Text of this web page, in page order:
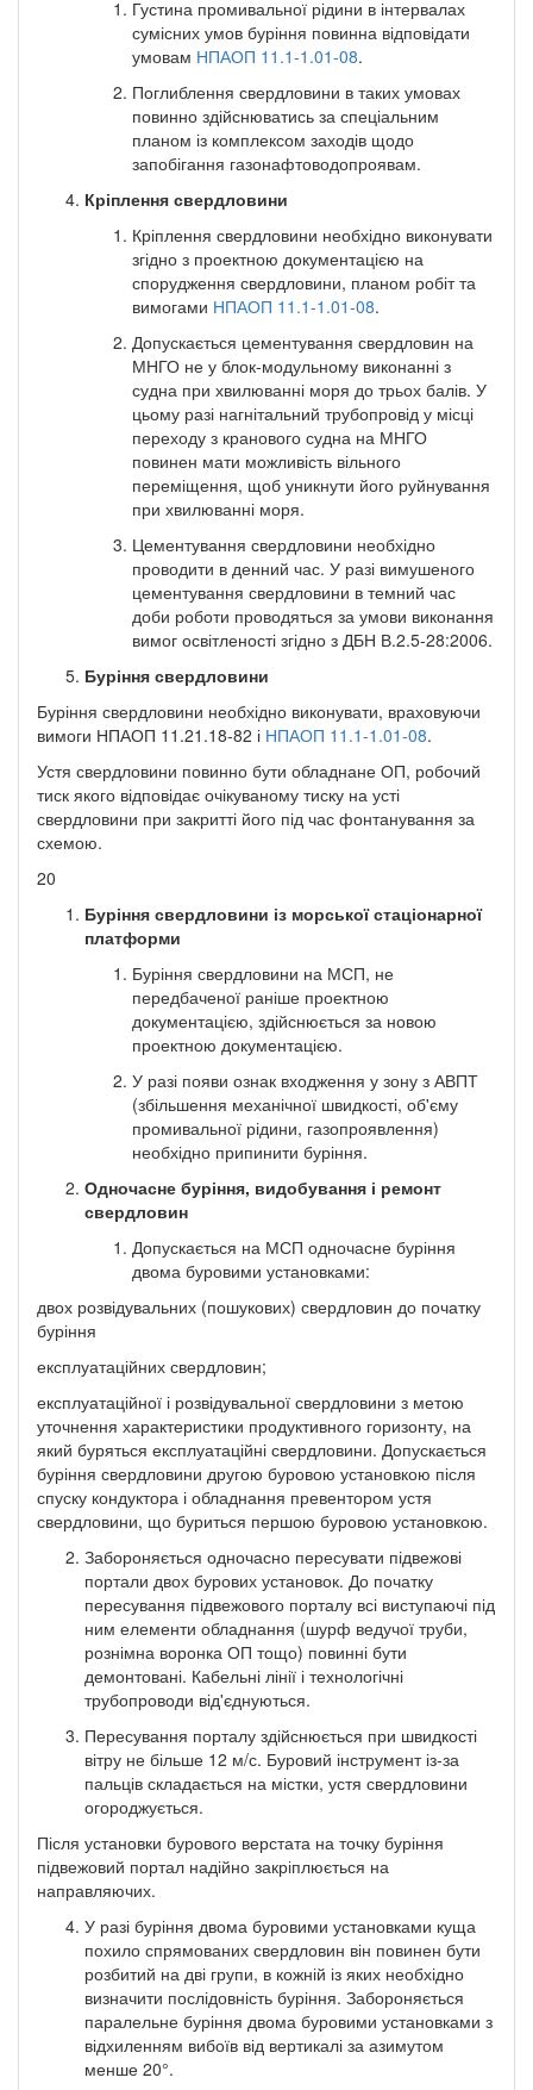
Густина промивальної рідини в інтервалах
сумісних умов буріння повинна відповідати
умовам НПАОП 11.1-1.01-08.
Поглиблення свердловини в таких умовах
повинно здійснюватись за спеціальним
планом із комплексом заходів щодо
запобігання газонафтоводопроявам.
Кріплення свердловини
Кріплення свердловини необхідно виконувати
згідно з проектною документацією на
спорудження свердловини, планом робіт та
вимогами НПАОП 11.1-1.01-08.
Допускається цементування свердловин на
МНГО не у блок-модульному виконанні з
судна при хвилюванні моря до трьох балів. У
цьому разі нагнітальний трубопровід у місці
переходу з кранового судна на МНГО
повинен мати можливість вільного
переміщення, щоб уникнути його руйнування
при хвилюванні моря.
Цементування свердловини необхідно
проводити в денний час. У разі вимушеного
цементування свердловини в темний час
доби роботи проводяться за умови виконання
вимог освітленості згідно з ДБН В.2.5-28:2006.
Буріння свердловини
Буріння свердловини необхідно виконувати, враховуючи
вимоги НПАОП 11.2­1.18-82 і НПАОП 11.1-1.01-08.
Устя свердловини повинно бути обладнане ОП, робочий
тиск якого відповідає очікуваному тиску на усті
свердловини при закритті його під час фонтанування за
схемою.
20
Буріння свердловини із морської стаціонарної
платформи
Буріння свердловини на МСП, не
передбаченої раніше проектною
документацією, здійснюється за новою
проектною документацією.
У разі появи ознак входження у зону з АВПТ
(збільшення механічної швидкості, об'єму
промивальної рідини, газопроявлення)
необхідно припинити буріння.
Одночасне буріння, видобування і ремонт
свердловин
Допускається на МСП одночасне буріння
двома буровими установками:
двох розвідувальних (пошукових) свердловин до початку
буріння
експлуатаційних свердловин;
експлуатаційної і розвідувальної свердловини з метою
уточнення характеристики продуктивного горизонту, на
який буряться експлуатаційні свердловини. Допускається
буріння свердловини другою буровою установкою після
спуску кондуктора і обладнання превентором устя
свердловини, що буриться першою буровою установкою.
Забороняється одночасно пересувати підвежові
портали двох бурових установок. До початку
пересування підвежового порталу всі виступаючі під
ним елементи обладнання (шурф ведучої труби,
рознімна воронка ОП тощо) повинні бути
демонтовані. Кабельні лінії і технологічні
трубопроводи від'єднуються.
Пересування порталу здійснюється при швидкості
вітру не більше 12 м/с. Буровий інструмент із-за
пальців складається на містки, устя свердловини
огороджується.
Після установки бурового верстата на точку буріння
підвежовий портал надійно закріплюється на
направляючих.
У разі буріння двома буровими установками куща
похило спрямованих свердловин він повинен бути
розбитий на дві групи, в кожній із яких необхідно
визначити послідовність буріння. Забороняється
паралельне буріння двома буровими установками з
відхиленням вибоїв від вертикалі за азимутом
менше 20°.